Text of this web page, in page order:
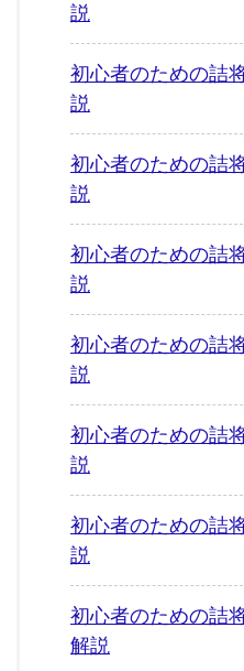
説
初心者のための
説
初心者のための
説
初心者のための
説
初心者のための
説
初心者のための
説
初心者のための
説
初心者のための
解説